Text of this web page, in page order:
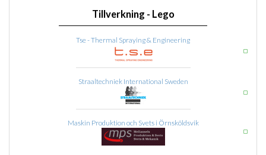
Tillverkning - Lego
Tse - Thermal Spraying & Engineering
Straaltechniek International Sweden
Maskin Produktion och Svets i Örnsköldsvik